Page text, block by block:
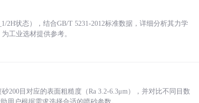
2H状态），结合GB/T 5231-2012标准数据，详细分析其力学
工业选材提供参考。
200目对应的表面粗糙度（Ra 3.2-6.3μm），并对比不同目数